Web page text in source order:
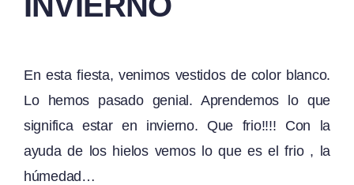
En esta fiesta, venimos vestidos de color blanco.
Lo hemos pasado genial. Aprendemos lo que
significa estar en invierno. Que frio!!!! Con la
ayuda de los hielos vemos lo que es el frio , la
húmedad…